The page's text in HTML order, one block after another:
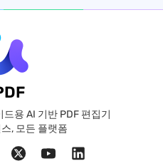
드용 AI 기반 PDF 편집기
, 모든 플랫폼